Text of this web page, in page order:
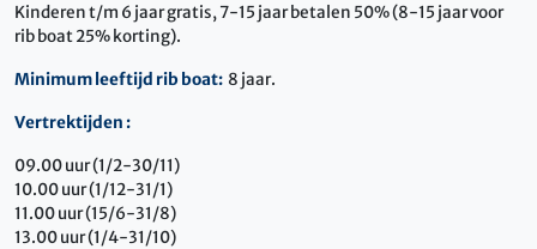
Kinderen t/m 6 jaar gratis, 7-15 jaar betalen 50% (8-15 jaar voor
rib boat 25% korting).
Minimum leeftijd rib boat: 8 jaar.
Vertrektijden :
09.00 uur (1/2-30/11)
10.00 uur (1/12-31/1)
11.00 uur (15/6-31/8)
13.00 uur (1/4-31/10)